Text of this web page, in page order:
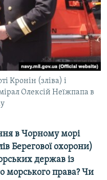
Кронін (зліва) і
Олексій Неїжпапа в
в Чорному морі
Берегової охорони)
держав із
морського права? Чи